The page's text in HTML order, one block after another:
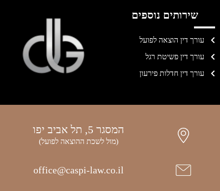
שירותים נוספים
עורך דין הוצאה לפועל
עורך דין פשיטת רגל
עורך דין חדלות פירעון
המסגר 5, תל אביב יפו
(מול לשכת ההוצאה לפועל)
office@caspi-law.co.il